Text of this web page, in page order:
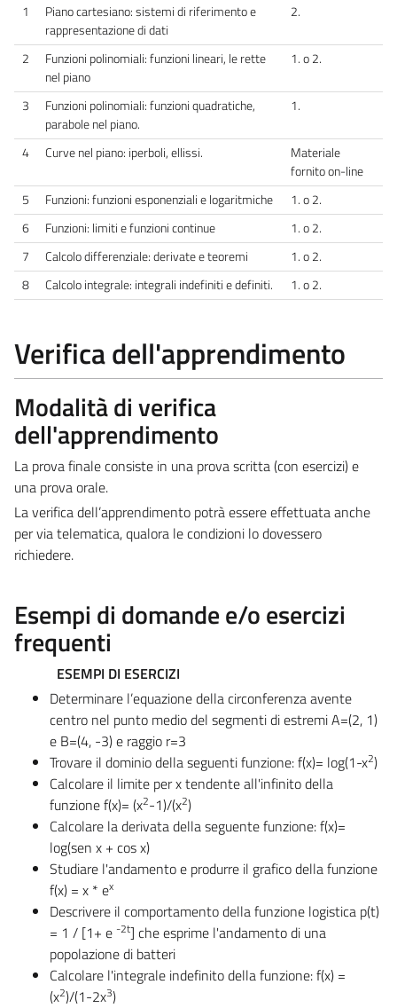
1
Piano cartesiano: sistemi di riferimento e
rappresentazione di dati
2.
2
Funzioni polinomiali: funzioni lineari, le rette
nel piano
1. o 2.
3
Funzioni polinomiali: funzioni quadratiche,
parabole nel piano.
1.
4 Curve nel piano: iperboli, ellissi.
Materiale
fornito on-line
5
Funzioni: funzioni esponenziali e logaritmiche
1. o 2.
6
Funzioni: limiti e funzioni continue
1. o 2.
7
Calcolo differenziale: derivate e teoremi
1. o 2.
8
Calcolo integrale: integrali indefiniti e definiti. 1. o 2.
Verifica dell'apprendimento
Modalità di verifica
dell'apprendimento
La prova finale consiste in una prova scritta (con esercizi) e
una prova orale.
La verifica dell’apprendimento potrà essere effettuata anche
per via telematica, qualora le condizioni lo dovessero
richiedere.
Esempi di domande e/o esercizi
frequenti
ESEMPI DI ESERCIZI
Determinare l’equazione della circonferenza avente
centro nel punto medio del segmenti di estremi A=(2, 1)
e B=(4, -3) e raggio r=3
Trovare il dominio della seguenti funzione: f(x)= log(1-x2)
Calcolare il limite per x tendente all'infinito della
funzione f(x)= (x2-1)/(x2)
Calcolare la derivata della seguente funzione: f(x)=
log(sen x + cos x)
Studiare l'andamento e produrre il grafico della funzione
f(x) = x * ex
Descrivere il comportamento della funzione logistica p(t)
= 1 / [1+ e -2t] che esprime l'andamento di una
popolazione di batteri
Calcolare l'integrale indefinito della funzione: f(x) =
(x2)/(1-2x3)